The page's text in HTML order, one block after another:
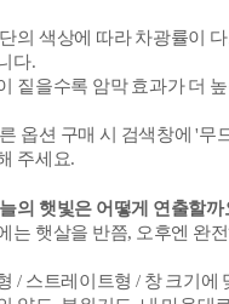
의 색상에 따라 차광률이
다.
짙을수록 암막 효과가 더
옵션 구매 시 검색창에 '무
주세요.
의 햇빛은 어떻게 연출할까
는 햇살을 반쯤, 오후엔 완
/ 스트레이트형 / 창 크기에